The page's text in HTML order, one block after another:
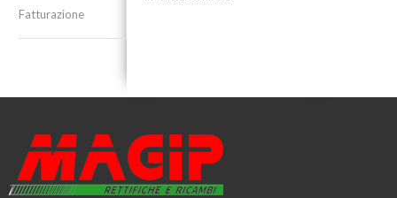
Fatturazione